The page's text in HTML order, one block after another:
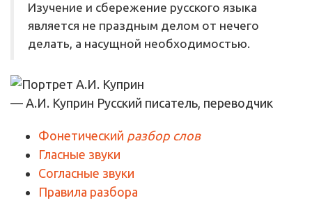
Изучение и сбережение русского языка
является не праздным делом от нечего
делать, а насущной необходимостью.
— А.И. Куприн Русский писатель, переводчик
Фонетический разбор слов
Гласные звуки
Согласные звуки
Правила разбора